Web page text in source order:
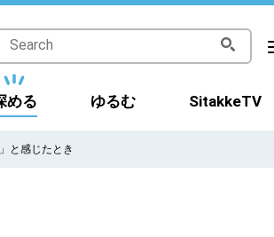
める ゆるむ SitakkeTV
と感じたとき